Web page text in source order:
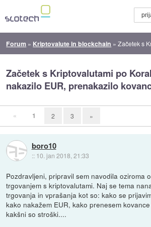
Forum » Kriptovalute in blockchain »Začetek s Kriptovalutami
Začetek s Kriptovalutami po
nakazilo EUR, prenakazilo
« 1 2 3 »
boro10
:: 10. jan 2018, 21:33
Pozdravljeni, pripravil sem navodila oziroma
trgovanjem s kriptovalutami. Naj se tema
trgovanja in vprašanja kot so: kako se
kako nakažem EUR, kako prenesem
kakšni so stroški....